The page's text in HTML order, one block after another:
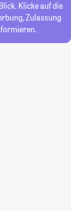
Klicke auf die
Zulassung